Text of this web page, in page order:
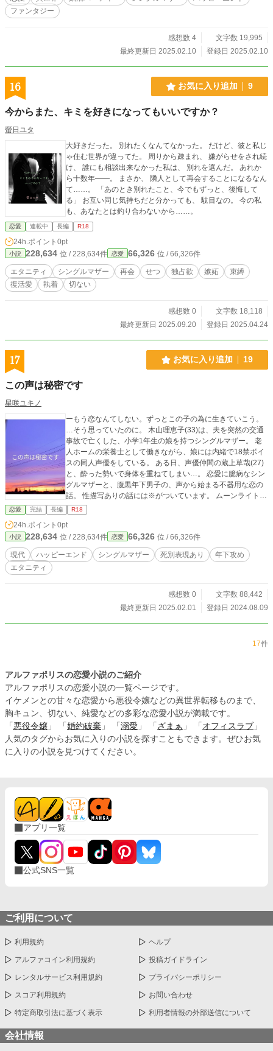
ファンタジー
感想数 4
文字数 19,995
最終更新日 2025.02.10
登録日 2025.02.10
16 お気に入り追加 9
今からまた、キミを好きになってもいいですか？
螢日ユタ
大好きだった。 別れたくなんてなかった。 だけど、彼と私じ
ゃ住む世界が違ってた。 周りから疎まれ、 嫌がらせをされ続
け、 誰にも相談出来なかった私は、 別れを選んだ。 あれか
ら十数年――。 まさか、 隣人として再会することになるなん
て……。 「あのとき別れたこと、今でもずっと、後悔して
る」 お互い同じ気持ちだと分かっても、 駄目なの。 今の私
も、あなたとは釣り合わないから……。
恋愛 連載中 長編 R18
24h.ポイント 0pt
小説 228,634 位 / 228,634件 恋愛 66,326 位 / 66,326件
エタニティ シングルマザー 再会 せつ 独占欲 嫉妬
束縛
復活愛
執着 切ない
感想数 0
文字数 18,118
最終更新日 2025.09.20
登録日 2025.04.24
17 お気に入り追加 19
この声は秘密です
星咲ユキノ
ーもう恋なんてしない。ずっとこの子の為に生きていこう。
…そう思っていたのに。 木山理恵子(33)は、夫を突然の交通
事故で亡くした、小学1年生の娘を持つシングルマザー。 老
人ホームの栄養士として働きながら、娘には内緒で18禁ボイ
スの同人声優をしている。 ある日、声優仲間の蔵上草哉(27)
と、酔った勢いで身体を重ねてしまい…。 恋愛に臆病なシン
グルマザーと、腹黒年下男子の、声から始まる不器用な恋の
話。 性描写ありの話には※がついています。 ムーンライトノ
ベルズにも掲載しているものを、改稿して載せています。
恋愛 完結 長編 R18
24h.ポイント 0pt
小説 228,634 位 / 228,634件 恋愛 66,326 位 / 66,326件
現代 ハッピーエンド シングルマザー 死別表現あり
年下攻め
エタニティ
感想数 0
文字数 88,442
最終更新日 2025.02.01
登録日 2024.08.09
17件
アルファポリスの恋愛小説のご紹介
アルファポリスの恋愛小説の一覧ページです。
イケメンとの甘々な恋愛から悪役令嬢などの異世界転移ものまで、
胸キュン、切ない、純愛などの多彩な恋愛小説が満載です。
「 悪役令嬢 」 「 婚約破棄 」 「 溺愛 」 「 ざまぁ 」 「 オフィスラブ 」
人気のタグからお気に入りの小説を探すこともできます。ぜひお気
に入りの小説を見つけてください。
アプリ一覧
公式SNS一覧
ご利用について
利用規約 ヘルプ
アルファコイン利用規約 投稿ガイドライン
レンタルサービス利用規約 プライバシーポリシー
スコア利用規約 お問い合わせ
特定商取引法に基づく表示 利用者情報の外部送信について
会社情報